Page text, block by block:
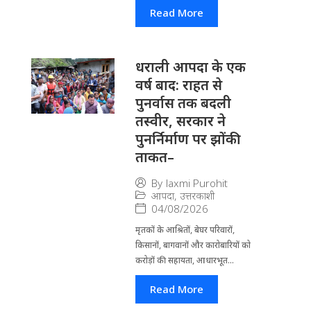
Read More
धराली आपदा के एक
वर्ष बाद: राहत से
पुनर्वास तक बदली
तस्वीर, सरकार ने
पुनर्निर्माण पर झोंकी
ताकत–
By laxmi Purohit
आपदा, उत्तरकाशी
04/08/2026
मृतकों के आश्रितों, बेघर परिवारों,
किसानों, बागवानों और कारोबारियों को
करोड़ों की सहायता, आधारभूत...
Read More